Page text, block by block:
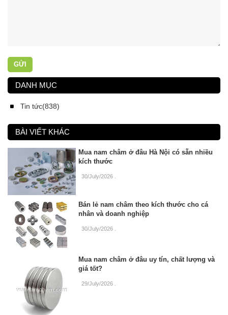
GỬI
DANH MỤC
Tin tức(838)
BÀI VIẾT KHÁC
Mua nam châm ở đâu Hà Nội có sẵn nhiều
kích thước
30/July/2026
Bán lẻ nam châm theo kích thước cho cá
nhân và doanh nghiệp
30/July/2026 .
Mua nam châm ở đâu uy tín, chất lượng và
giá tốt?
29/July/2026